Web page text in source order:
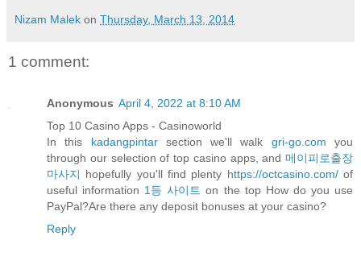
Nizam Malek on Thursday, March 13, 2014
1 comment:
Anonymous April 4, 2022 at 8:10 AM
Top 10 Casino Apps - Casinoworld
In this kadangpintarsection we'll walk gri-go.com you
through our selection of top casino apps, and 메이피로출장
마사지 hopefully you'll find plenty https://octcasino.com/of
useful information 1등 사이트 on the top How do you use
PayPal?Are there any deposit bonuses at your casino?
Reply